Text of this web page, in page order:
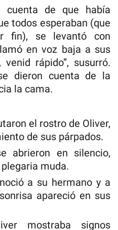
cuenta de que había
todos esperaban (que
fin), se levantó con
en voz baja a sus
venid rápido”, susurró.
dieron cuenta de la
la cama.
el rostro de Oliver,
de sus párpados.
abrieron en silencio,
muda.
a su hermano y a
apareció en sus
mostraba signos